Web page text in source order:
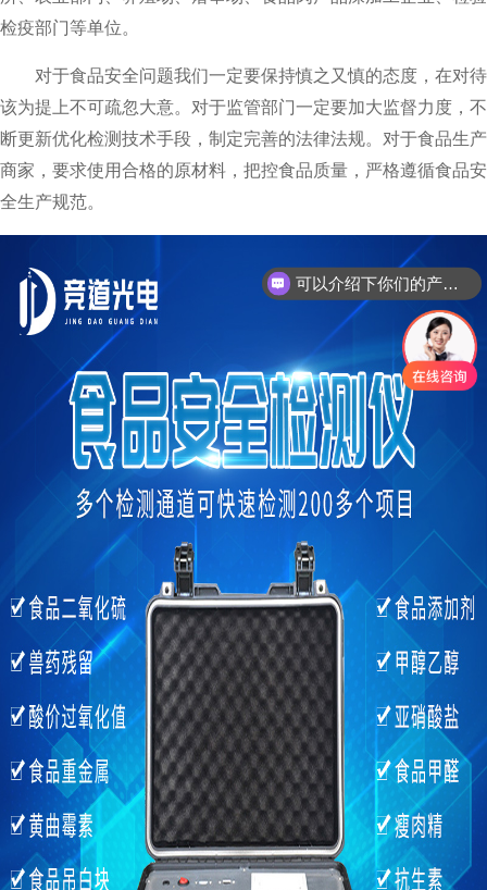
检疫部门等单位。
对于食品安全问题我们一定要保持慎之又慎的态度，在对待
该为提上不可疏忽大意。对于监管部门一定要加大监督力度，不
断更新优化检测技术手段，制定完善的法律法规。对于食品生产
商家，要求使用合格的原材料，把控食品质量，严格遵循食品安
全生产规范。
可以介绍下你们的产品么？